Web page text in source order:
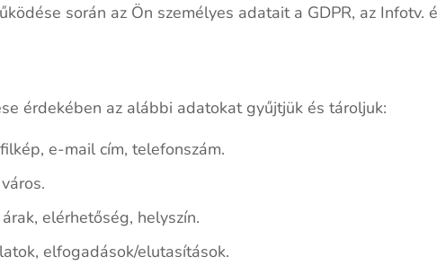
során az Ön személyes adatait a GDPR, az Infotv.
érdekében az alábbi adatokat gyűjtjük és tároljuk:
e-mail cím, telefonszám.
elérhetőség, helyszín.
elfogadások/elutasítások.